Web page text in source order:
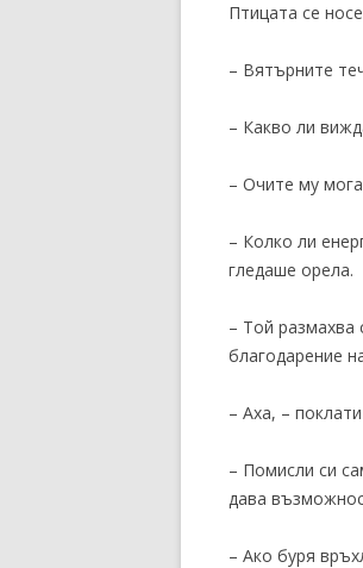
Птицата се
– Вятърните
– Какво ли
– Очите му
– Колко ли
гледаше орела.
– Той размахва
благодарение
– Аха, –
– Помисли си
дава
– Ако буря